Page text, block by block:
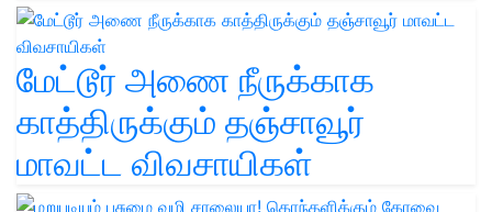
மேட்டூர் அணை நீருக்காக
காத்திருக்கும் தஞ்சாவூர்
மாவட்ட விவசாயிகள்